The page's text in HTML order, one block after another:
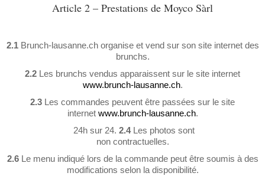
Article 2 – Prestations de Moyco Sàrl
2.1 Brunch-lausanne.ch organise et vend sur son site internet des
brunchs.
2.2 Les brunchs vendus apparaissent sur le site internet
www.brunch-lausanne.ch.
2.3 Les commandes peuvent être passées sur le site
internet www.brunch-lausanne.ch.
24h sur 24. 2.4 Les photos sont
non contractuelles.
2.6 Le menu indiqué lors de la commande peut être soumis à des
modifications selon la disponibilité.